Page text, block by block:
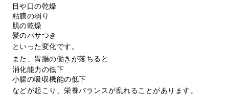
目や口の乾燥
粘膜の弱り
肌の乾燥
髪のパサつき
といった変化です。
また、胃腸の働きが落ちると
消化能力の低下
小腸の吸収機能の低下
などが起こり、栄養バランスが乱れることがあります。